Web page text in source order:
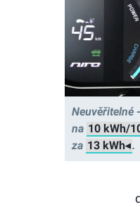
Neuvěřitelné
na
za
.